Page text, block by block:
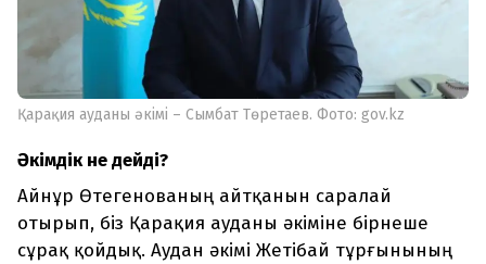
Қарақия ауданы әкімі – Сымбат Төретаев. Фото: gov.kz
Әкімдік не дейді?
Айнұр Өтегенованың айтқанын саралай
отырып, біз Қарақия ауданы әкіміне бірнеше
сұрақ қойдық. Аудан әкімі Жетібай тұрғынының